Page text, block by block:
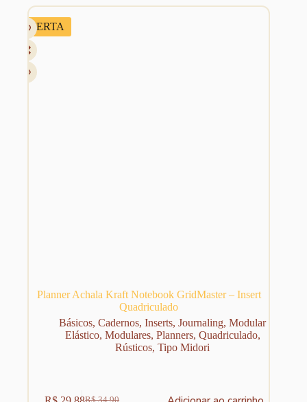
era:
é:
OFERTA
Planner Achala Kraft Notebook GridMaster – Insert
Quadriculado
Básicos,Cadernos,Inserts,Journaling,Modular
Elástico, Modulares, Planners, Quadriculado,
Rústicos,Tipo Midori